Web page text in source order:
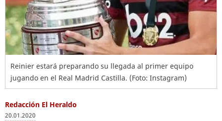
Reinier estará preparando su llegada al primer equipo
jugando en el Real Madrid Castilla. (Foto: Instagram)
Redacción El Heraldo
20.01.2020